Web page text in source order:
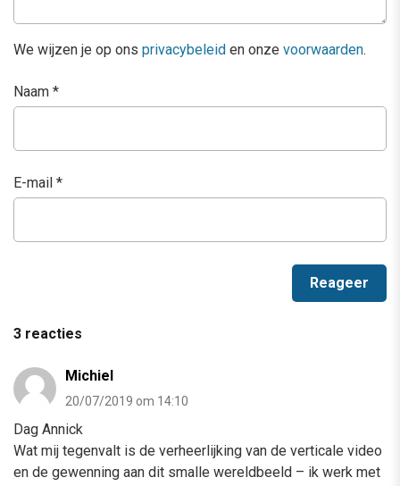
We wijzen je op ons privacybeleid en onze voorwaarden.
Naam *
E-mail *
3 reacties
Michiel
20/07/2019 om 14:10
Dag Annick
Wat mij tegenvalt is de verheerlijking van de verticale video
en de gewenning aan dit smalle wereldbeeld – ik werk met